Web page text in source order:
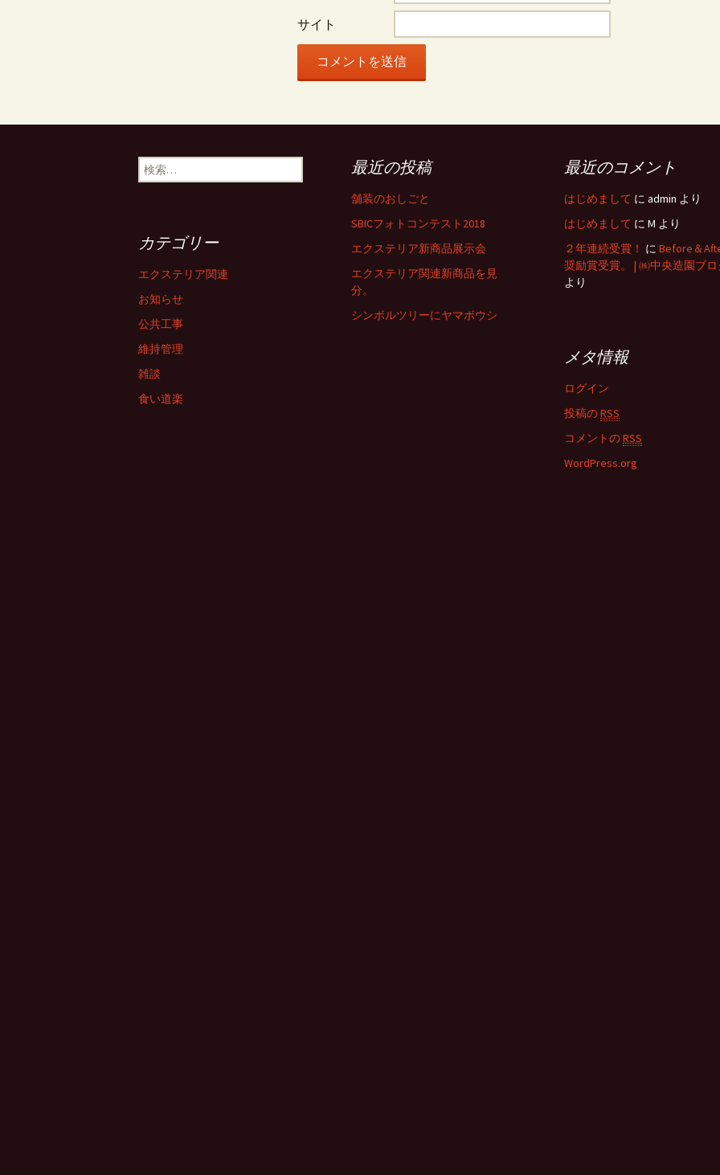
サイト
検
索
最近の投稿
舗装のおしごと
SBICフォトコンテスト2018
エクステリア新商品展示会
エクステリア関連新商品を見
分。
シンボルツリーにヤマボウシ
最近のコメント
はじめまして に admin より
はじめまして に M より
２年連続受賞！ に Before＆
奨励賞受賞。 | ㈱中央造園ブ
より
カテゴリー
エクステリア関連
お知らせ
公共工事
維持管理
雑談
食い道楽
メタ情報
ログイン
投稿のRSS
コメントのRSS
WordPress.org